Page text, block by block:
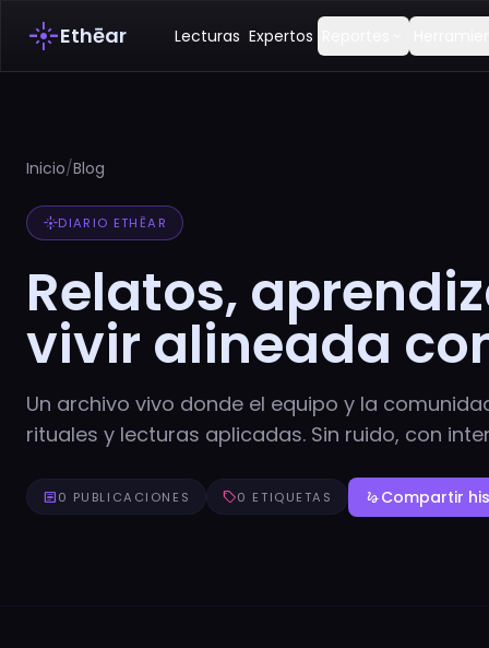
flareEthēar Lecturas Expertos
Inicio/Blog
flareDIARIO ETHĒAR
Relatos,
vivir alineada
Un archivo vivo donde el equipo y la
rituales y lecturas aplicadas. Sin ruido, con
article0 PUBLICACIONES sell0 ETIQUETAS gestureCompartir